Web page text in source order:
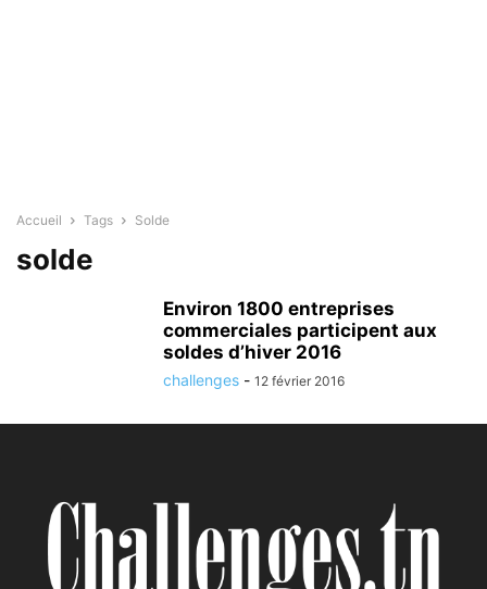
Accueil Tags Solde
solde
Environ 1800 entreprises
commerciales participent aux
soldes d’hiver 2016
challenges - 12 février 2016